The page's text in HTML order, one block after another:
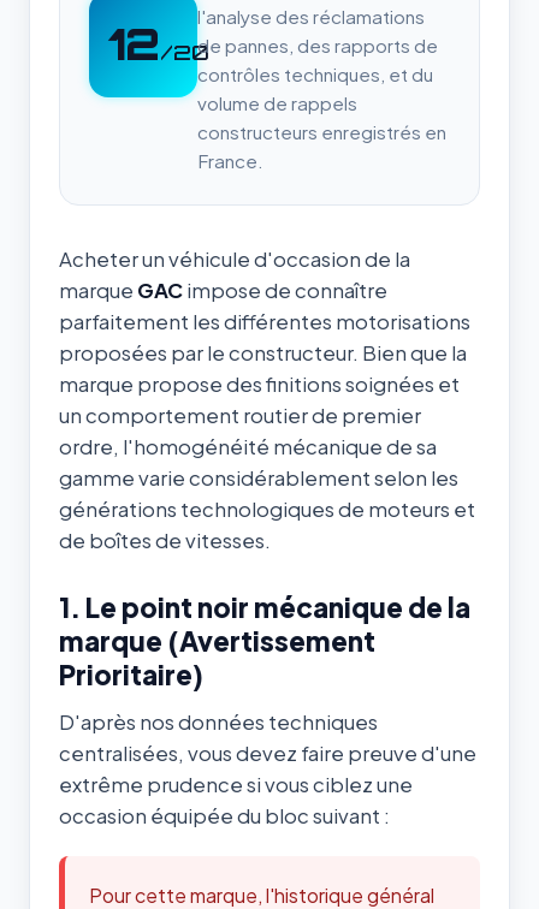
12/20
l'analyse des réclamations
de pannes, des rapports de
contrôles techniques, et du
volume de rappels
constructeurs enregistrés en
France.
Acheter un véhicule d'occasion de la
marque GACimpose de connaître
parfaitement les différentes motorisations
proposées par le constructeur. Bien que la
marque propose des finitions soignées et
un comportement routier de premier
ordre, l'homogénéité mécanique de sa
gamme varie considérablement selon les
générations technologiques de moteurs et
de boîtes de vitesses.
1. Le point noir mécanique de la
marque (Avertissement
Prioritaire)
D'après nos données techniques
centralisées, vous devez faire preuve d'une
extrême prudence si vous ciblez une
occasion équipée du bloc suivant :
Pour cette marque, l'historique général